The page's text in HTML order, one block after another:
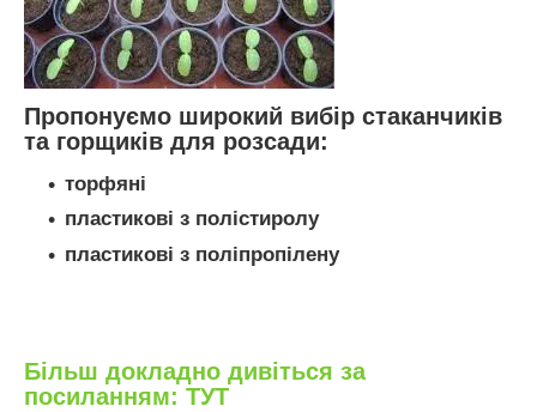
Пропонуємо широкий вибір стаканчиків
та горщиків для розсади:
торфяні
пластикові з полістиролу
пластикові з поліпропілену
Більш докладно дивіться за
посиланням: ТУТ